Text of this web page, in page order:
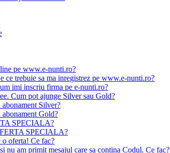
pe www.e-nunti.ro?
ce trebuie sa ma inregistrez pe www.e-nunti.ro?
imi inscriu firma pe e-nunti.ro?
Cum pot ajunge Silver sau Gold?
abonament Silver?
abonament Gold?
SPECIALA?
SPECIALA?
oferta! Ce fac?
nu am primit mesajul care sa contina Codul. Ce fac?